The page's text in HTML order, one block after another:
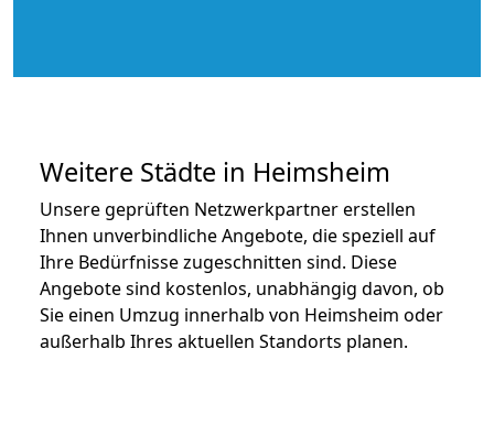
Weitere Städte in Heimsheim
Unsere geprüften Netzwerkpartner erstellen
Ihnen unverbindliche Angebote, die speziell auf
Ihre Bedürfnisse zugeschnitten sind. Diese
Angebote sind kostenlos, unabhängig davon, ob
Sie einen Umzug innerhalb von Heimsheim oder
außerhalb Ihres aktuellen Standorts planen.